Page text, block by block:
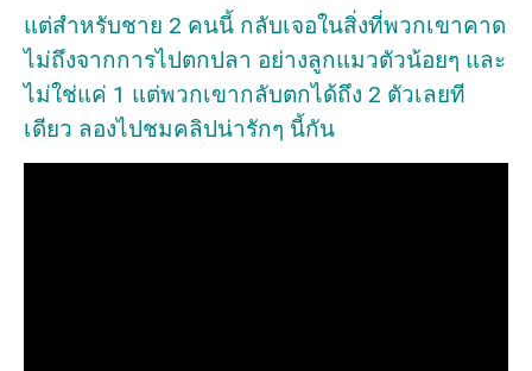
แต่สำหรับชาย 2 คนนี้ กลับเจอในสิ่งที่พวกเขาคาด
ไม่ถึงจากการไปตกปลา อย่างลูกแมวตัวน้อยๆ และ
ไม่ใช่แค่ 1 แต่พวกเขากลับตกได้ถึง 2 ตัวเลยที
เดียว ลองไปชมคลิปน่ารักๆ นี้กัน